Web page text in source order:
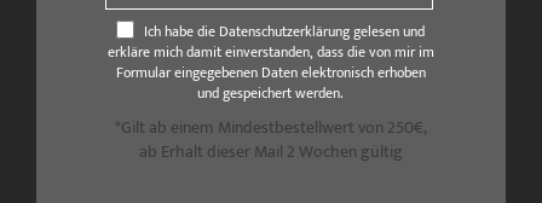
Ich habe die Datenschutzerklärung gelesen und
erkläre mich damit einverstanden, dass die von mir im
Formular eingegebenen Daten elektronisch erhoben
und gespeichert werden.
*Gilt ab einem Mindestbestellwert von 250€,
ab Erhalt dieser Mail 2 Wochen gültig